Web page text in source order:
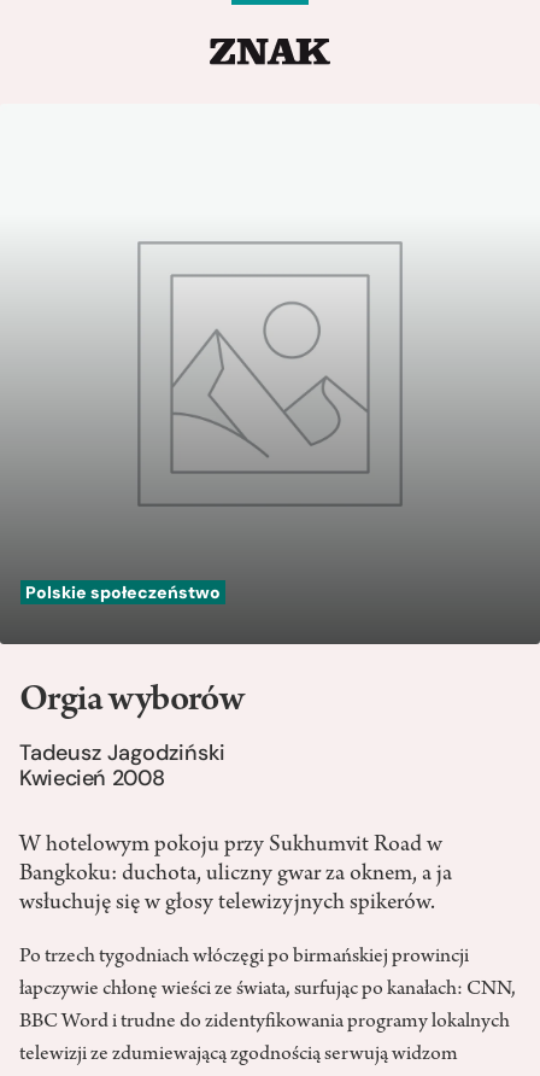
Polskie społeczeństwo
Orgia wyborów
Tadeusz Jagodziński
Kwiecień 2008
W hotelowym pokoju przy Sukhumvit Road w
Bangkoku: duchota, uliczny gwar za oknem, a ja
wsłuchuję się w głosy telewizyjnych spikerów.
Po trzech tygodniach włóczęgi po birmańskiej prowincji
łapczywie chłonę wieści ze świata, surfując po kanałach: CNN,
BBC Word i trudne do zidentyfikowania programy lokalnych
telewizji ze zdumiewającą zgodnością serwują widzom